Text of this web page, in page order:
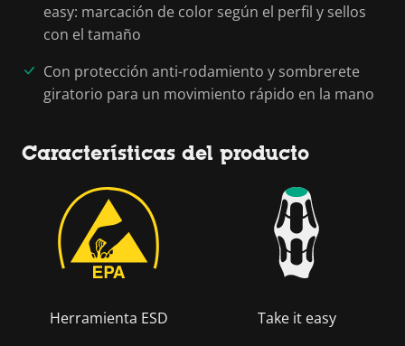
easy: marcación de color según el perfil y sellos
con el tamaño
Con protección anti-rodamiento y sombrerete
giratorio para un movimiento rápido en la mano
Características del producto
Herramienta ESD Take it easy